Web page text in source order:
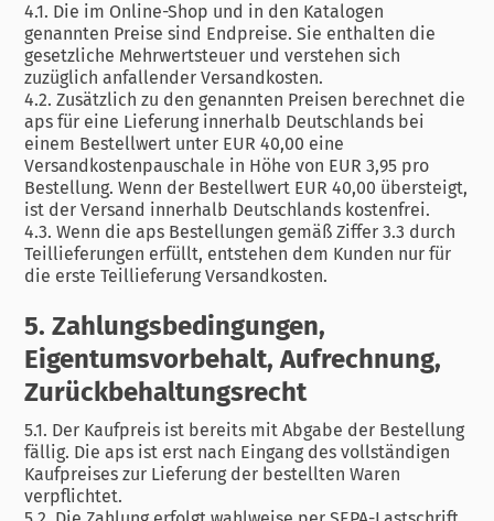
4.1. Die im Online-Shop und in den Katalogen
genannten Preise sind Endpreise. Sie enthalten die
gesetzliche Mehrwertsteuer und verstehen sich
zuzüglich anfallender Versandkosten.
4.2. Zusätzlich zu den genannten Preisen berechnet die
aps für eine Lieferung innerhalb Deutschlands bei
einem Bestellwert unter EUR 40,00 eine
Versandkostenpauschale in Höhe von EUR 3,95 pro
Bestellung. Wenn der Bestellwert EUR 40,00 übersteigt,
ist der Versand innerhalb Deutschlands kostenfrei.
4.3. Wenn die aps Bestellungen gemäß Ziffer 3.3 durch
Teillieferungen erfüllt, entstehen dem Kunden nur für
die erste Teillieferung Versandkosten.
5. Zahlungsbedingungen,
Eigentumsvorbehalt, Aufrechnung,
Zurückbehaltungsrecht
5.1. Der Kaufpreis ist bereits mit Abgabe der Bestellung
fällig. Die aps ist erst nach Eingang des vollständigen
Kaufpreises zur Lieferung der bestellten Waren
verpflichtet.